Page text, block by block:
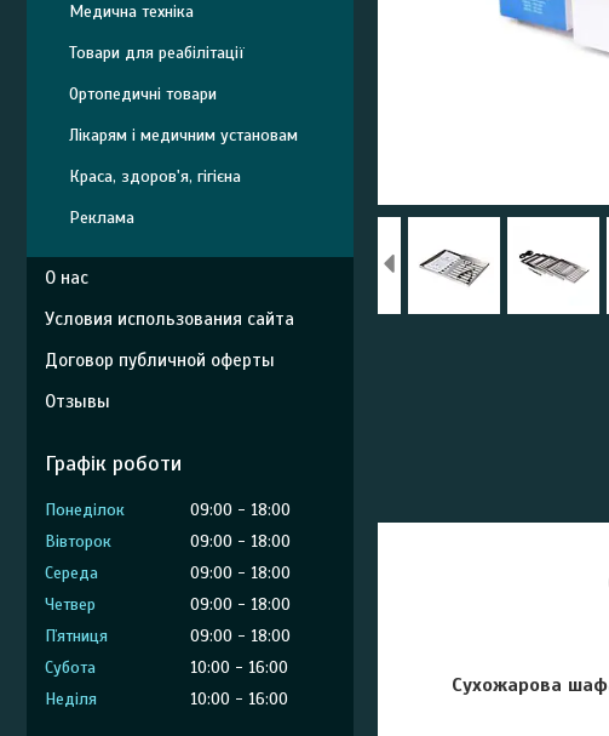
Сухожарова
Медична техніка
Товари для реабілітації
Ортопедичні товари
Лікарям і медичним установам
Краса, здоров'я, гігієна
Реклама
О нас
Условия использования сайта
Договор публичной оферты
Отзывы
Графік роботи
Понеділок 09:00
18:00
Вівторок
09:00
18:00
Середа
09:00
18:00
Четвер
09:00
18:00
Пʼятниця
09:00
18:00
Субота
10:00
16:00
Неділя
10:00 16:00